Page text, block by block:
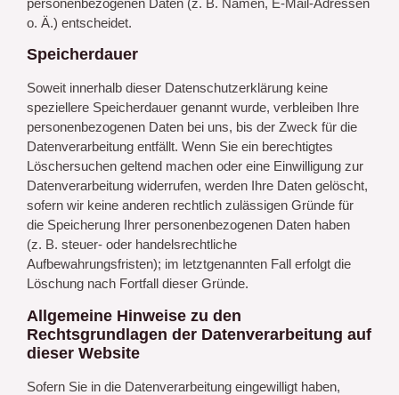
personenbezogenen Daten (z. B. Namen, E-Mail-Adressen
o. Ä.) entscheidet.
Speicherdauer
Soweit innerhalb dieser Datenschutzerklärung keine
speziellere Speicherdauer genannt wurde, verbleiben Ihre
personenbezogenen Daten bei uns, bis der Zweck für die
Datenverarbeitung entfällt. Wenn Sie ein berechtigtes
Löschersuchen geltend machen oder eine Einwilligung zur
Datenverarbeitung widerrufen, werden Ihre Daten gelöscht,
sofern wir keine anderen rechtlich zulässigen Gründe für
die Speicherung Ihrer personenbezogenen Daten haben
(z. B. steuer- oder handelsrechtliche
Aufbewahrungsfristen); im letztgenannten Fall erfolgt die
Löschung nach Fortfall dieser Gründe.
Allgemeine Hinweise zu den
Rechtsgrundlagen der Datenverarbeitung auf
dieser Website
Sofern Sie in die Datenverarbeitung eingewilligt haben,